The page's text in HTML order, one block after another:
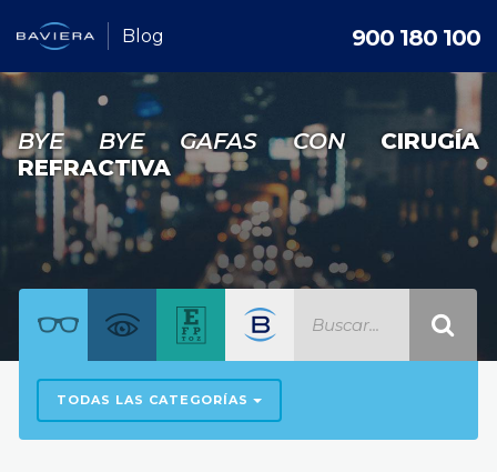
Blog 900 180 100
BYE BYE GAFAS CON CIRUGÍA
REFRACTIVA
TODAS LAS CATEGORÍAS